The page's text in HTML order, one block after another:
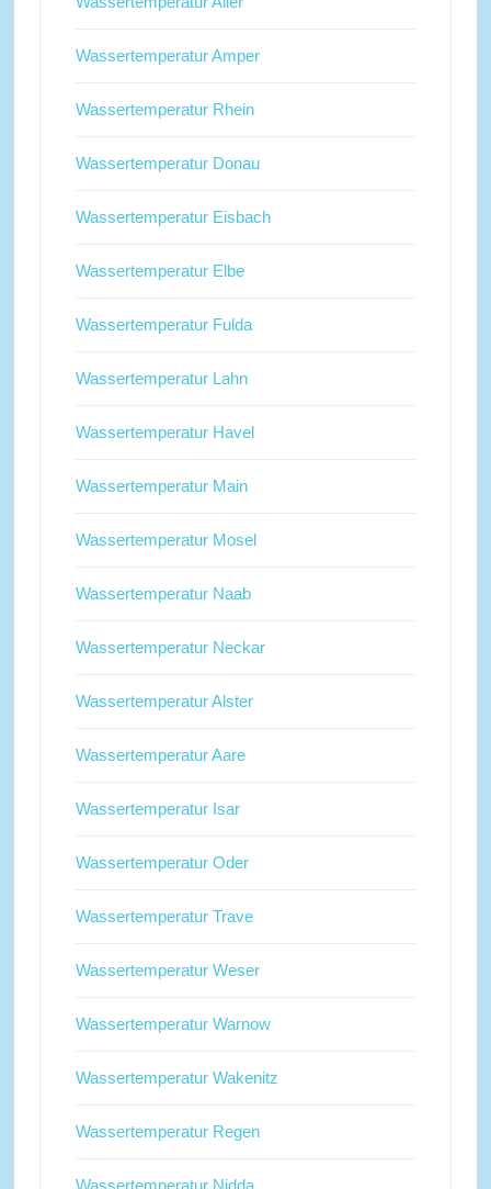
Wassertemperatur Amper
Wassertemperatur Rhein
Wassertemperatur Donau
Wassertemperatur Eisbach
Wassertemperatur Elbe
Wassertemperatur Fulda
Wassertemperatur Lahn
Wassertemperatur Havel
Wassertemperatur Main
Wassertemperatur Mosel
Wassertemperatur Naab
Wassertemperatur Neckar
Wassertemperatur Alster
Wassertemperatur Aare
Wassertemperatur Isar
Wassertemperatur Oder
Wassertemperatur Trave
Wassertemperatur Weser
Wassertemperatur Warnow
Wassertemperatur Wakenitz
Wassertemperatur Regen
Wassertemperatur Nidda